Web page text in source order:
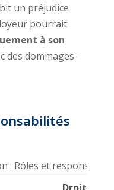
un préjudice
pourrait
à son
des dommages-
: Rôles et